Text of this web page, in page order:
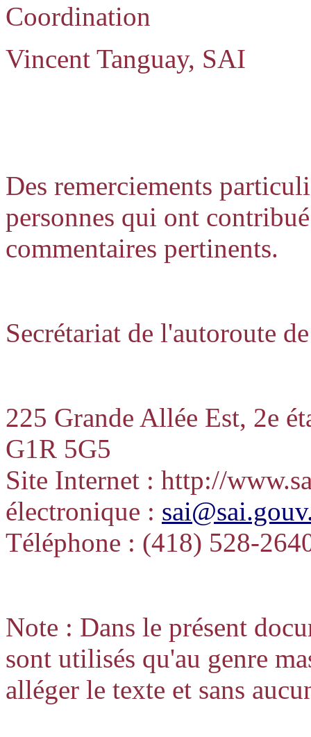
Coordination
Vincent Tanguay, SAI
Des remerciements
personnes qui ont
commentaires pertinents.
Secrétariat de l'autoroute
225 Grande Allée Est, 2e
G1R 5G5
Site Internet : http://
électronique :
Téléphone : (418) 528-
Note : Dans le présent
sont utilisés qu'au genre
alléger le texte et sans